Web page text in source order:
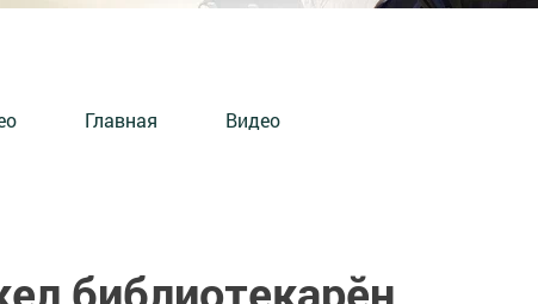
Главная Видео
библиотекарӗн